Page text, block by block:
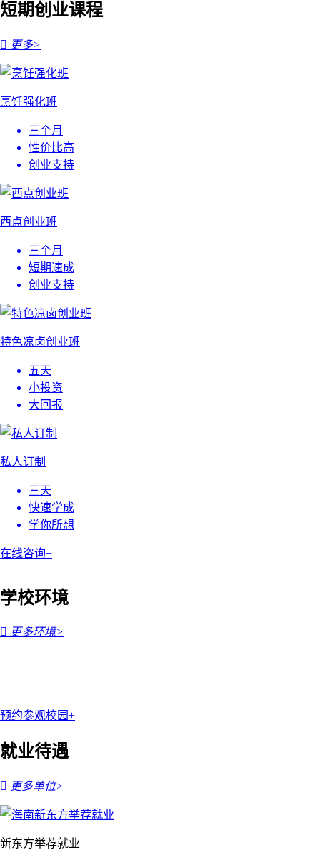
短期创业课程
 更多>
烹饪强化班
三个月
性价比高
创业支持
西点创业班
三个月
短期速成
创业支持
特色凉卤创业班
五天
小投资
大回报
私人订制
三天
快速学成
学你所想
在线咨询+
学校环境
 更多环境>
预约参观校园+
就业待遇
 更多单位>
新东方举荐就业